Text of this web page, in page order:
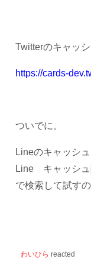
Twitterのキャッ
https://cards-
ついでに。
Lineのキャッシュ
Line キャッシュ
で検索して試す
わいひら reacted